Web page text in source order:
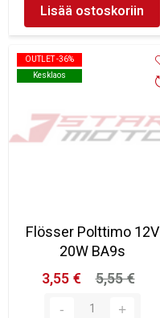
Lisää ostoskoriin
OUTLET -36%
Kesklaos
OUTLET -36%
Kesklaos
Flösser Polttimo 12V
20W BA9s
3,55 €
5,55 €